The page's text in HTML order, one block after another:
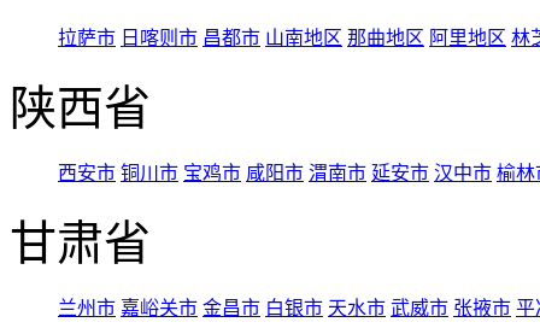
拉萨市 日喀则市 昌都市 山南地区 那曲地区 阿里地区 林
陕西省
西安市 铜川市 宝鸡市 咸阳市 渭南市 延安市 汉中市 榆林
甘肃省
兰州市 嘉峪关市 金昌市 白银市 天水市 武威市 张掖市 平